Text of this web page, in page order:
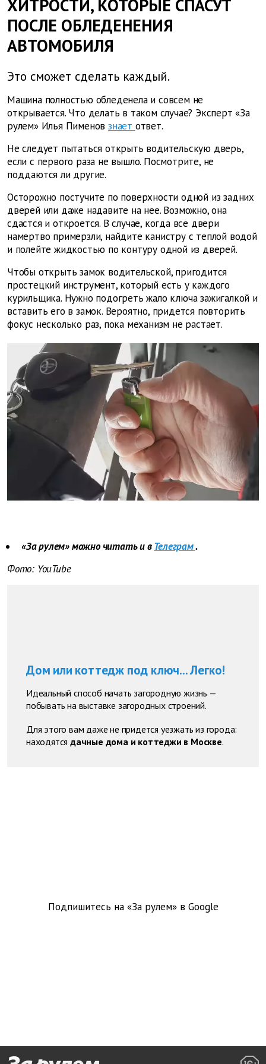
ХИТРОСТИ, КОТОРЫЕ СПАСУТ
ПОСЛЕ ОБЛЕДЕНЕНИЯ
АВТОМОБИЛЯ
Это сможет сделать каждый.
Машина полностью обледенела и совсем не
открывается. Что делать в таком случае? Эксперт «За
рулем» Илья Пименов знает ответ.
Не следует пытаться открыть водительскую дверь,
если с первого раза не вышло. Посмотрите, не
поддаются ли другие.
Осторожно постучите по поверхности одной из задних
дверей или даже надавите на нее. Возможно, она
сдастся и откроется. В случае, когда все двери
намертво примерзли, найдите канистру с теплой водой
и полейте жидкостью по контуру одной из дверей.
Чтобы открыть замок водительской, пригодится
простецкий инструмент, который есть у каждого
курильщика. Нужно подогреть жало ключа зажигалкой и
вставить его в замок. Вероятно, придется повторить
фокус несколько раз, пока механизм не растает.
«За рулем» можно читать и вТелеграм.
Фото: YouTube
Дом или коттедж под ключ... Легко!
Идеальный способ начать загородную жизнь —
побывать на выставке загородных строений.
Для этого вам даже не придется уезжать из города:
находятся дачные дома и коттеджи в Москве.
Подпишитесь на «За рулем» в Google